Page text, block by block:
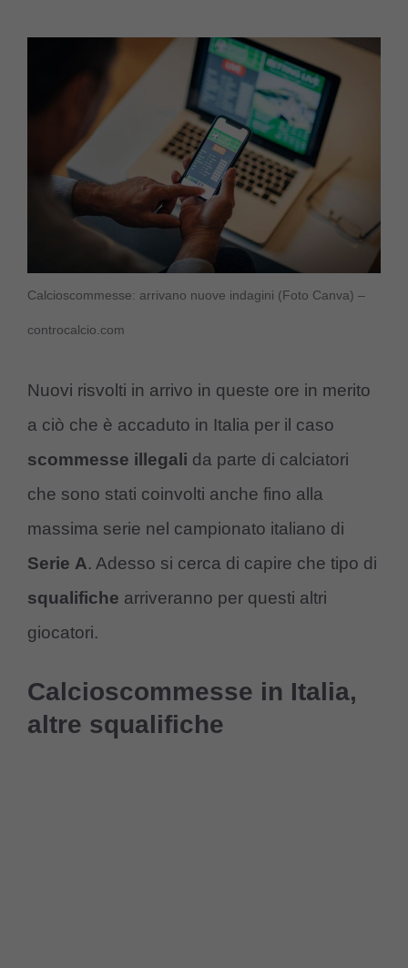
Calcioscommesse: arrivano nuove indagini (Foto Canva) –
controcalcio.com
Nuovi risvolti in arrivo in queste ore in merito
a ciò che è accaduto in Italia per il caso
scommesse illegali da parte di calciatori
che sono stati coinvolti anche fino alla
massima serie nel campionato italiano di
Serie A. Adesso si cerca di capire che tipo di
squalifiche arriveranno per questi altri
giocatori.
Calcioscommesse in Italia,
altre squalifiche